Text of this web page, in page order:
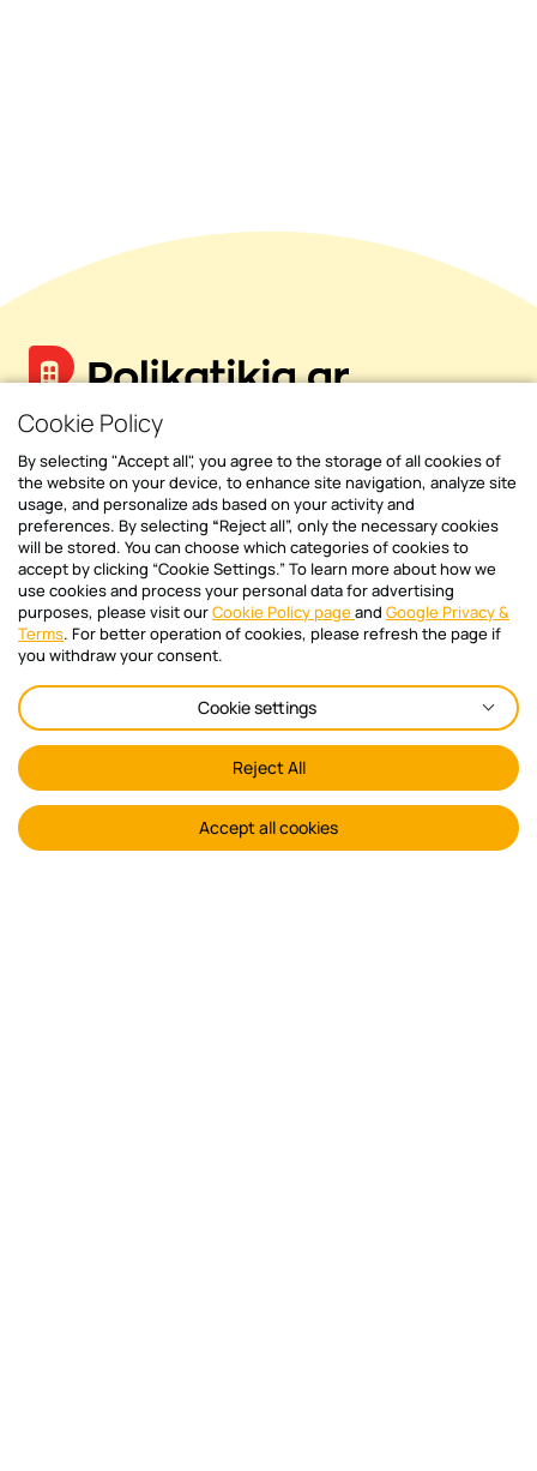
ΣΧΕΤΙΚΑ ΜΕ ΜΑΣ
Ποιοι είμαστε
Δίκτυο Συνεργατών
Τα νέα μας
ΒΟΗΘΕΙΑ
Συχνές ερωτήσεις
Επικοινωνία
Cookie Policy
By selecting "Accept all", you agree to the storage of all cookies of
the website on your device, to enhance site navigation, analyze site
usage, and personalize ads based on your activity and
preferences. By selecting “Reject all”, only the necessary cookies
will be stored. You can choose which categories of cookies to
accept by clicking “Cookie Settings.” To learn more about how we
use cookies and process your personal data for advertising
purposes, please visit ourCookie Policy pageand Google Privacy &
Terms. For better operation of cookies, please refresh the page if
you withdraw your consent.
Cookie settings
Reject All
Accept all cookies